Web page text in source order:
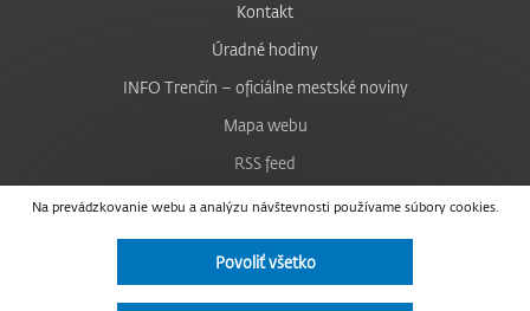
Na prevádzkovanie webu a analýzu návštevnosti používame súbory cookies.
Povoliť všetko
Kontakt
Úradné hodiny
INFO Trenčín – oficiálne mestské noviny
Mapa webu
RSS feed
Nastavenie cookies
Facebook